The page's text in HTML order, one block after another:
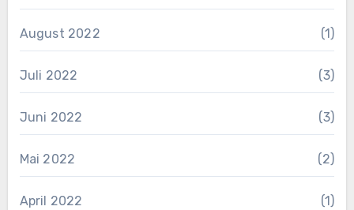
August 2022 (1)
Juli 2022 (3)
Juni 2022 (3)
Mai 2022 (2)
April 2022 (1)